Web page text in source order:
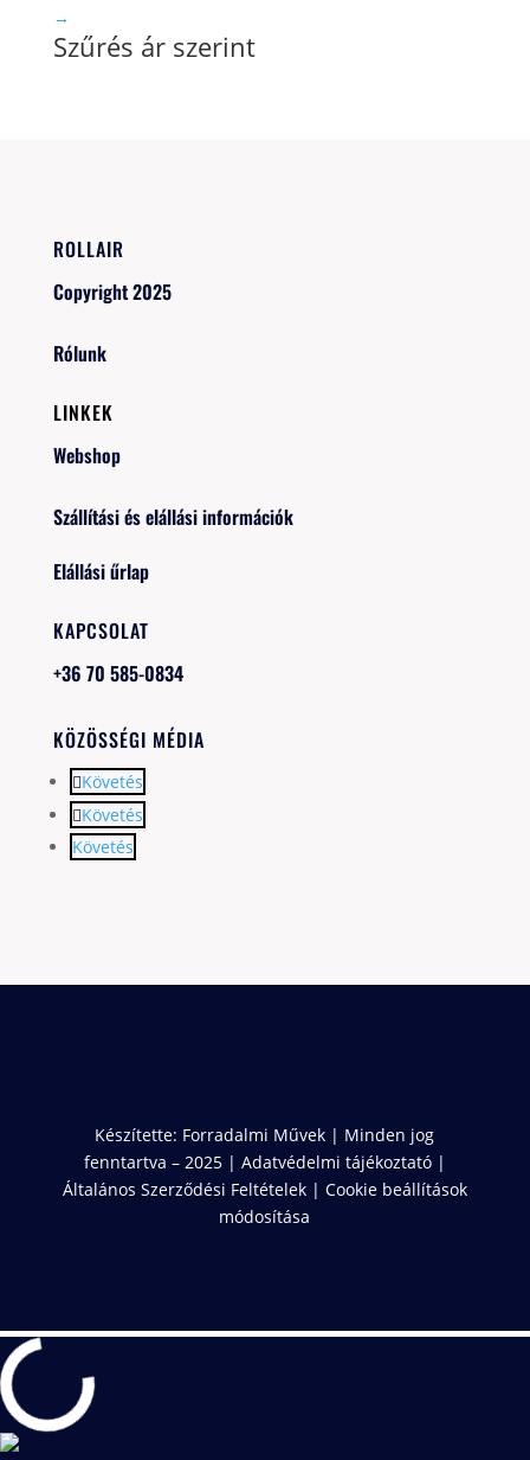
→
Szűrés ár szerint
ROLLAIR
Copyright 2025
Rólunk
LINKEK
Webshop
Szállítási és elállási információk
Elállási űrlap
KAPCSOLAT
+36 70 585-0834
KÖZÖSSÉGI MÉDIA
Követés
Követés
Követés
Készítette: Forradalmi Művek | Minden jog
fenntartva – 2025 | Adatvédelmi tájékoztató |
Általános Szerződési Feltételek| Cookie beállítások
módosítása